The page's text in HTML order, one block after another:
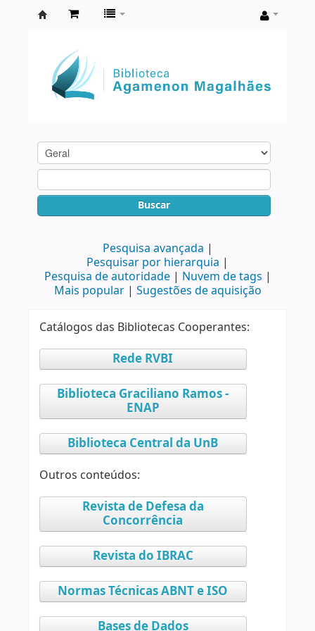
Agamenon
Magalhães
Buscar
Pesquisa avançada
Pesquisar por hierarquia
Pesquisa de autoridade
Nuvem de tags
Mais popular
Sugestões de aquisição
Catálogos das Bibliotecas Cooperantes:
Rede RVBI
Biblioteca Graciliano Ramos -
ENAP
Biblioteca Central da UnB
Outros conteúdos:
Revista de Defesa da
Concorrência
Revista do IBRAC
Normas Técnicas ABNT e ISO
Bases de Dados